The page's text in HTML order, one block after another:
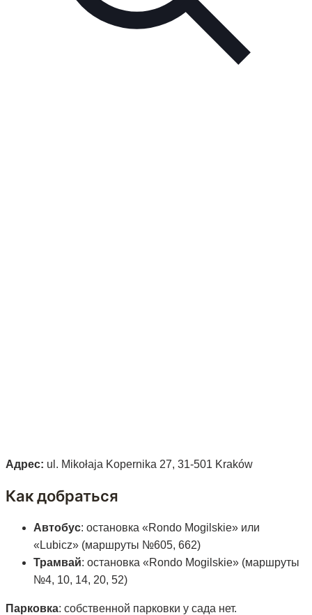
Адрес: ul. Mikołaja Kopernika 27, 31-501 Kraków
Как добраться
Автобус: остановка «Rondo Mogilskie» или
«Lubicz» (маршруты №605, 662)
Трамвай: остановка «Rondo Mogilskie» (маршруты
№4, 10, 14, 20, 52)
Парковка: собственной парковки у сада нет.